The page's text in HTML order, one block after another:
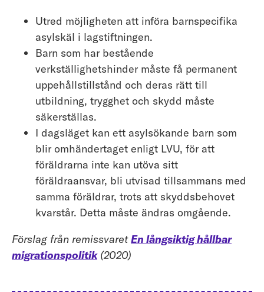
Utred möjligheten att införa barnspecifika
asylskäl i lagstiftningen.
Barn som har bestående
verkställighetshinder måste få permanent
uppehållstillstånd och deras rätt till
utbildning, trygghet och skydd måste
säkerställas.
I dagsläget kan ett asylsökande barn som
blir omhändertaget enligt LVU, för att
föräldrarna inte kan utöva sitt
föräldraansvar, bli utvisad tillsammans med
samma föräldrar, trots att skyddsbehovet
kvarstår. Detta måste ändras omgående.
Förslag från remissvaretEn långsiktig hållbar
migrationspolitik(2020)